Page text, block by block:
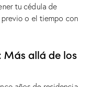
tu cédula de
o el tiempo con
Más allá de los